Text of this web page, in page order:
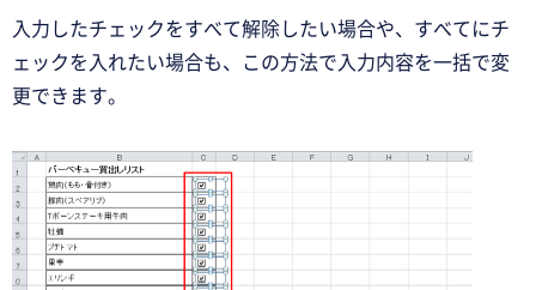
入力したチェックをすべて解除したい場合や、すべてにチ
ェックを入れたい場合も、この方法で入力内容を一括で変
更できます。